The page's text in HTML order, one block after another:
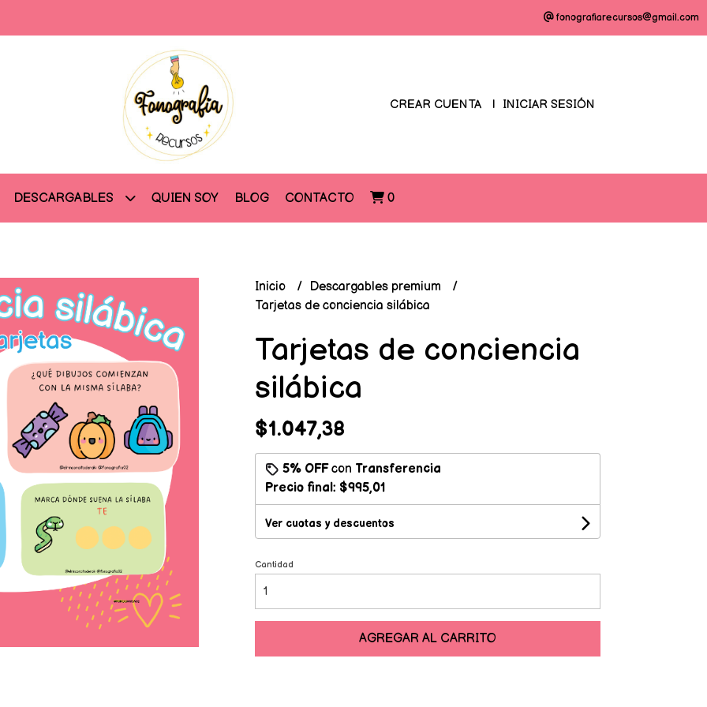
fonografiarecursos@gmail.com
CREAR CUENTA INICIAR SESIÓN
DESCARGABLES QUIEN SOY BLOG CONTACTO 0
Inicio
Descargables premium
Tarjetas de conciencia silábica
Tarjetas de conciencia
silábica
$1.047,38
5% OFFcon Transferencia
Precio final: $995,01
Ver cuotas y descuentos
Cantidad
AGREGAR AL CARRITO